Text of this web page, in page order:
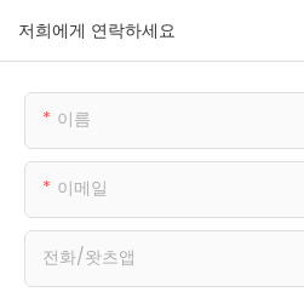
저희에게 연락하세요
이름
이메일
전화/왓츠앱